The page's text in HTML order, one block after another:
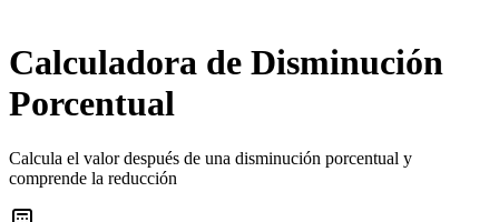
Calculadora de Disminución
Porcentual
Calcula el valor después de una disminución porcentual y
comprende la reducción